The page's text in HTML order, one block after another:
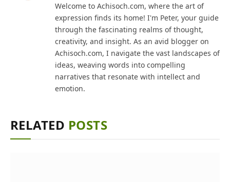
Welcome to Achisoch.com, where the art of
expression finds its home! I'm Peter, your guide
through the fascinating realms of thought,
creativity, and insight. As an avid blogger on
Achisoch.com, I navigate the vast landscapes of
ideas, weaving words into compelling
narratives that resonate with intellect and
emotion.
RELATED POSTS